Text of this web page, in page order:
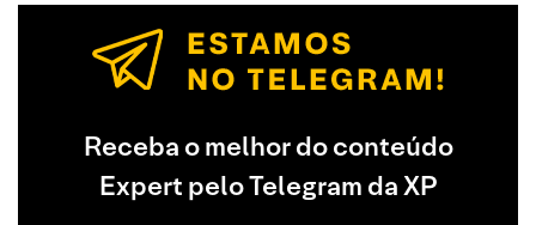
Receba o melhor do conteúdo
Expert pelo Telegram da XP